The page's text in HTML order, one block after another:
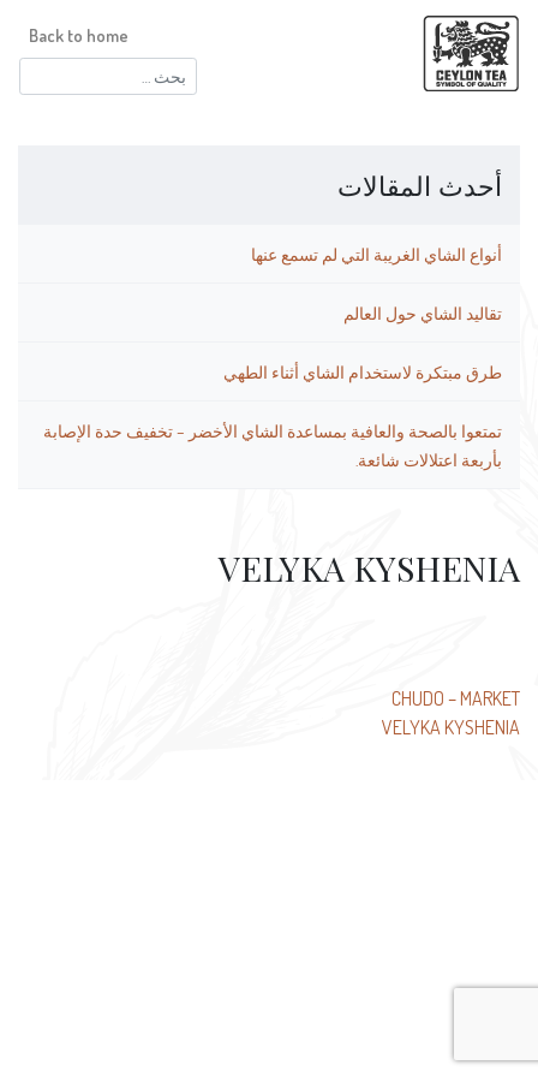
البحث
عن:
Back to home
أحدث المقالات
أنواع الشاي الغريبة التي لم تسمع عنها
تقاليد الشاي حول العالم
طرق مبتكرة لاستخدام الشاي أثناء الطهي
تمتعوا بالصحة والعافية بمساعدة الشاي الأخضر – تخفيف حدة الإصابة
بأربعة اعتلالات شائعة.
VELYKA KYSHENIA
تصفّح
المقالات
CHUDO – MARKET
VELYKA KYSHENIA